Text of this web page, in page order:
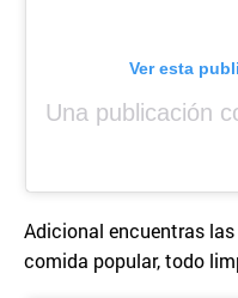
Ver esta
Adicional encuentras
comida popular, todo